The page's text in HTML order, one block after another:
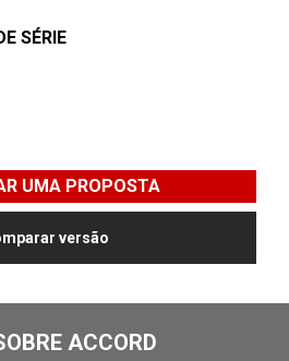
SÉRIE
UMA PROPOSTA
versão
ACCORD